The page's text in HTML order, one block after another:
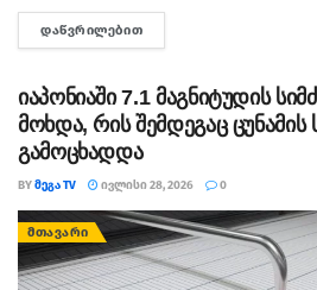
გადავიდა. ინფორმაციას BBC
გავრცელებულ ვიდეოებსა და
ᲓᲐᲬᲕᲠᲘᲚᲔᲑᲘᲗ
იაპონიაში 7.1 მაგნიტუდის
მოხდა, რის შემდეგაც
გამოცხადდა
BYᲛᲔᲒᲐ TV ᲘᲕᲚᲘᲡᲘ 28, 2026 0
ᲛᲗᲐᲕᲐᲠᲘ